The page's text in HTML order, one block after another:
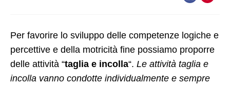
Per favorire lo sviluppo delle competenze logiche e
percettive e della motricità fine possiamo proporre
delle attività “taglia e incolla“. Le attività taglia e
incolla vanno condotte individualmente e sempre